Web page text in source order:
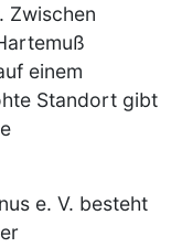
Zwischen
einem
Standort gibt
e. V. besteht